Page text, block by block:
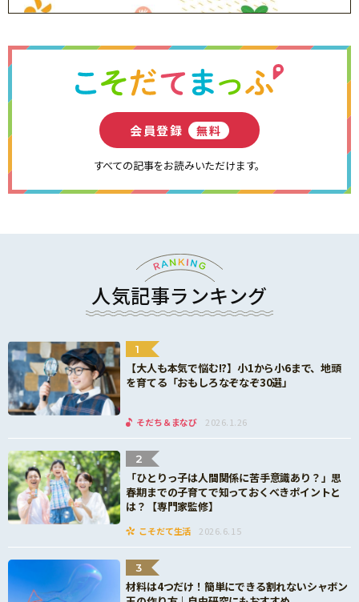
会員登録 無料
すべての記事をお読みいただけます。
人気記事ランキング
1
【大人も本気で悩む!?】小1から小6まで、地頭
を育てる「おもしろなぞなぞ30選」
そだち＆まなび 2026.1.26
2
「ひとりっ子は人間関係に苦手意識あり？」思
春期までの子育てで知っておくべきポイントと
は？【専門家監修】
こそだて生活 2026.6.15
3
材料は4つだけ！簡単にできる割れないシャボン